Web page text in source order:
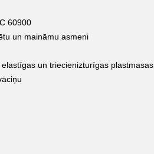
60900
un maināmu asmeni
un triecienizturīgas plastmasas